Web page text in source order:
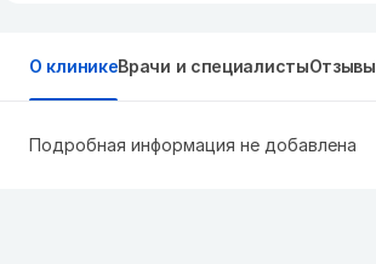
О клиникеВрачи и специалистыОтзывы
Подробная информация не добавлена